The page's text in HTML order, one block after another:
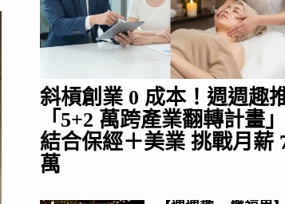
斜槓創業 0 成本！週週趣
「5+2 萬跨產業翻轉計畫」
結合保經＋美業 挑戰月薪
萬